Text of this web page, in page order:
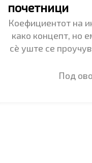
почетници
Коефициентот на
како концепт, но
сè уште се
Под